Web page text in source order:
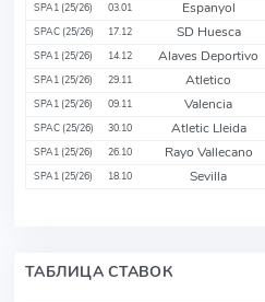
SPA1 (25/26) 03.01 Espanyol
SPAC (25/26) 17.12 SD Huesca
SPA1 (25/26) 14.12 Alaves Deportivo
SPA1 (25/26) 29.11 Atletico
SPA1 (25/26) 09.11 Valencia
SPAC (25/26) 30.10 Atletic Lleida
SPA1 (25/26) 26.10 Rayo Vallecano
SPA1 (25/26) 18.10 Sevilla
ТАБЛИЦА СТАВОК